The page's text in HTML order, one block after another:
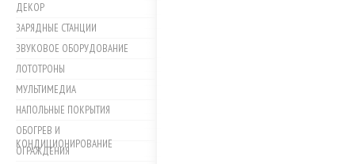
ДЕКОР
ЗАРЯДНЫЕ СТАНЦИИ
ЗВУКОВОЕ ОБОРУДОВАНИЕ
ЛОТОТРОНЫ
МУЛЬТИМЕДИА
НАПОЛЬНЫЕ ПОКРЫТИЯ
ОБОГРЕВ И
КОНДИЦИОНИРОВАНИЕ
ОГРАЖДЕНИЯ